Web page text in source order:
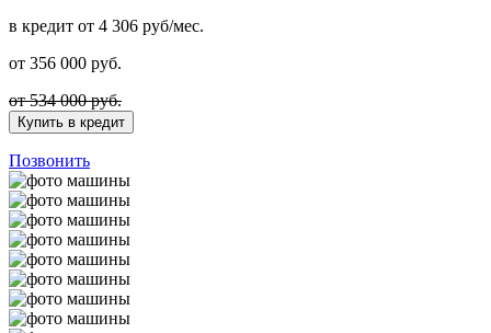
в кредит от 4 306 руб/мес.
от 356 000 руб.
от 534 000 руб.
Купить в кредит
Позвонить